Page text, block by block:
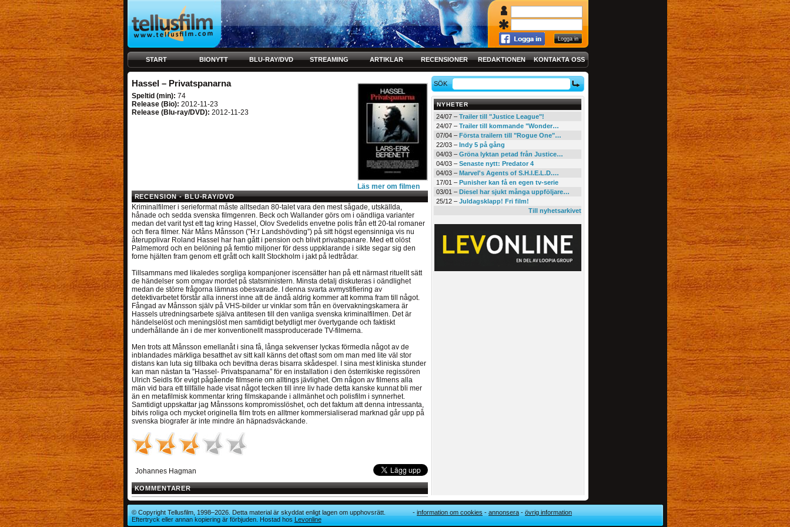
START BIONYTT BLU-RAY/DVD STREAMING ARTIKLAR RECENSIONER REDAKTIONEN KONTAKTA OSS
Hassel – Privatspanarna
Läs mer om filmen
Speltid (min): 74
Release (Bio): 2012-11-23
Release (Blu-ray/DVD): 2012-11-23
RECENSION - BLU-RAY/DVD
Kriminalfilmer i serieformat måste alltsedan 80-talet vara den mest sågade, utskällda,
hånade och sedda svenska filmgenren. Beck och Wallander görs om i oändliga varianter
medan det varit tyst ett tag kring Hassel, Olov Svedelids envetne polis från ett 20-tal romaner
och flera filmer. När Måns Månsson (”H:r Landshövding”) på sitt högst egensinniga vis nu
återupplivar Roland Hassel har han gått i pension och blivit privatspanare. Med ett olöst
Palmemord och en belöning på femtio miljoner för dess uppklarande i sikte segar sig den
forne hjälten fram genom ett grått och kallt Stockholm i jakt på ledtrådar.
Tillsammans med likaledes sorgliga kompanjoner iscensätter han på ett närmast rituellt sätt
de händelser som omgav mordet på statsministern. Minsta detalj diskuteras i oändlighet
medan de större frågorna lämnas obesvarade. I denna svarta avmystifiering av
detektivarbetet förstår alla innerst inne att de ändå aldrig kommer att komma fram till något.
Fångad av Månsson själv på VHS-bilder ur vinklar som från en övervakningskamera är
Hassels utredningsarbete själva antitesen till den vanliga svenska kriminalfilmen. Det är
händelselöst och meningslöst men samtidigt betydligt mer övertygande och faktiskt
underhållande än i de mer konventionellt massproducerade TV-filmerna.
Men trots att Månsson emellanåt i sina få, långa sekvenser lyckas förmedla något av de
inblandades märkliga besatthet av sitt kall känns det oftast som om man med lite väl stor
distans kan luta sig tillbaka och bevittna deras bisarra skådespel. I sina mest kliniska stunder
kan man nästan ta ”Hassel- Privatspanarna” för en installation i den österrikiske regissören
Ulrich Seidls för evigt pågående filmserie om alltings jävlighet. Om någon av filmens alla
män vid bara ett tillfälle hade visat något tecken till inre liv hade detta kanske kunnat bli mer
än en metafilmisk kommentar kring filmskapande i allmänhet och polisfilm i synnerhet.
Samtidigt uppskattar jag Månssons kompromisslöshet, och det faktum att denna intressanta,
bitvis roliga och mycket originella film trots en alltmer kommersialiserad marknad går upp på
svenska biografer är inte mindre än häpnadsväckande.
Johannes Hagman
KOMMENTARER
SÖK
NYHETER
24/07 –Trailer till "Justice League"!
24/07 –Trailer till kommande "Wonder…
07/04 –Första trailern till "Rogue One"…
22/03 –Indy 5 på gång
04/03 –Gröna lyktan petad från Justice…
04/03 –Senaste nytt: Predator 4
04/03 –Marvel's Agents of S.H.I.E.L.D.…
17/01 –Punisher kan få en egen tv-serie
03/01 –Diesel har sjukt många uppföljare…
25/12 –Juldagsklapp! Fri film!
Till nyhetsarkivet
© Copyright Tellusfilm, 1998–2026. Detta material är skyddat enligt lagen om upphovsrätt.
Eftertryck eller annan kopiering är förbjuden. Hostad hosLevonline
information om cookies annonsera övrig information